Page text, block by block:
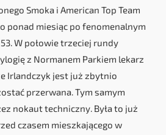
Smoka i American Top Team
ponad miesiąc po fenomenalnym
W połowie trzeciej rundy
z Normanem Parkiem lekarz
Irlandczyk jest już zbytnio
przerwana. Tym samym
nokaut techniczny. Była to już
czasem mieszkającego w